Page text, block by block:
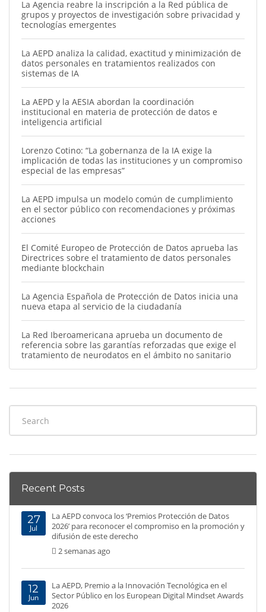
La Agencia reabre la inscripción a la Red pública de
grupos y proyectos de investigación sobre privacidad y
tecnologías emergentes
La AEPD analiza la calidad, exactitud y minimización de
datos personales en tratamientos realizados con
sistemas de IA
La AEPD y la AESIA abordan la coordinación
institucional en materia de protección de datos e
inteligencia artificial
Lorenzo Cotino: “La gobernanza de la IA exige la
implicación de todas las instituciones y un compromiso
especial de las empresas”
La AEPD impulsa un modelo común de cumplimiento
en el sector público con recomendaciones y próximas
acciones
El Comité Europeo de Protección de Datos aprueba las
Directrices sobre el tratamiento de datos personales
mediante blockchain
La Agencia Española de Protección de Datos inicia una
nueva etapa al servicio de la ciudadanía
La Red Iberoamericana aprueba un documento de
referencia sobre las garantías reforzadas que exige el
tratamiento de neurodatos en el ámbito no sanitario
Recent Posts
27
Jul
La AEPD convoca los ‘Premios Protección de Datos
2026’ para reconocer el compromiso en la promoción y
difusión de este derecho
2 semanas ago
12
Jun
La AEPD, Premio a la Innovación Tecnológica en el
Sector Público en los European Digital Mindset Awards
2026